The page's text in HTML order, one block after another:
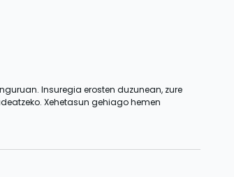
Insuregia erosten duzunean, zure
Xehetasun gehiago hemen